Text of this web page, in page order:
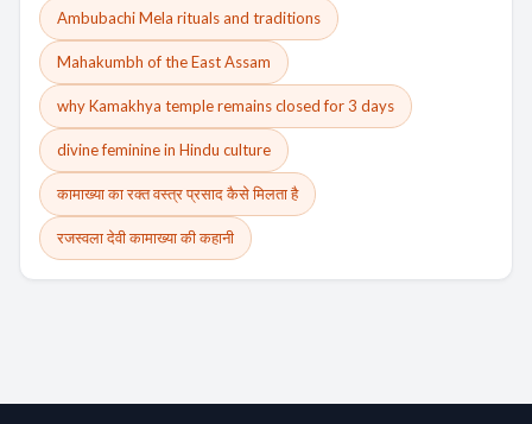
Ambubachi Mela rituals and traditions
Mahakumbh of the East Assam
why Kamakhya temple remains closed for 3 days
divine feminine in Hindu culture
कामाख्या का रक्त वस्त्र प्रसाद कैसे मिलता है
रजस्वला देवी कामाख्या की कहानी